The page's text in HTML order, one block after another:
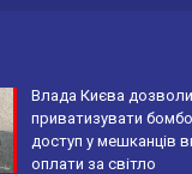
Влада Києва
приватизувати
доступ у мешканців
оплати за світло